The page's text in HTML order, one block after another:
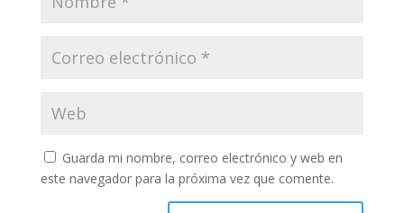
Guarda mi nombre, correo electrónico y web en
este navegador para la próxima vez que comente.